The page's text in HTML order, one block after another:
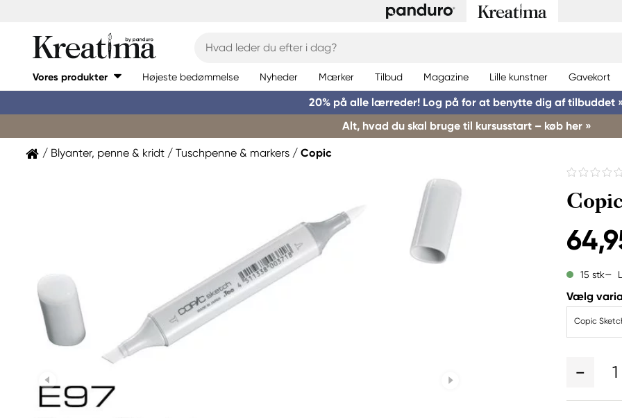
Vores produkter Højeste bedømmelse Nyheder Mærker Tilbud Magazine Lille kunstner Gavekort
20% på alle lærreder! Log på for at benytte dig af tilbuddet
Alt, hvad du skal bruge til kursusstart – køb her »
Blyanter, penne & kridt Tuschpenne & markers Copic
15 stk
Vælg
Copic
1